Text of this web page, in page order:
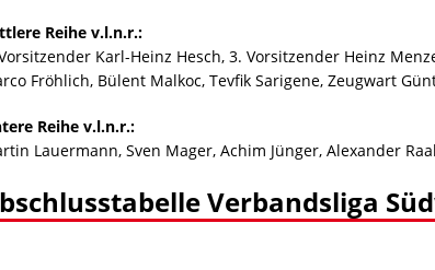
Reihe v.l.n.r.:
Karl-Heinz Hesch, 3. Vorsitzender Heinz
Fröhlich, Bülent Malkoc, Tevfik Sarigene, Zeugwart
Reihe v.l.n.r.:
Lauermann, Sven Mager, Achim Jünger, Alexander
Verbandsliga